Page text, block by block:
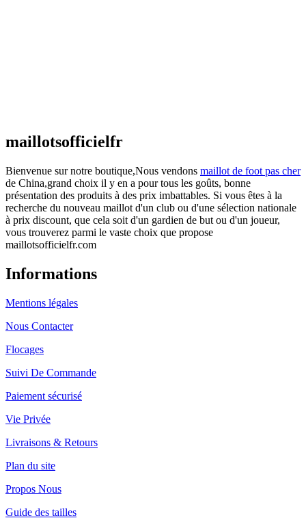
maillotsofficielfr
Bienvenue sur notre boutique,Nous vendons maillot de foot pas cher
de China,grand choix il y en a pour tous les goûts, bonne
présentation des produits à des prix imbattables. Si vous êtes à la
recherche du nouveau maillot d'un club ou d'une sélection nationale
à prix discount, que cela soit d'un gardien de but ou d'un joueur,
vous trouverez parmi le vaste choix que propose
maillotsofficielfr.com
Informations
Mentions légales
Nous Contacter
Flocages
Suivi De Commande
Paiement sécurisé
Vie Privée
Livraisons & Retours
Plan du site
Propos Nous
Guide des tailles